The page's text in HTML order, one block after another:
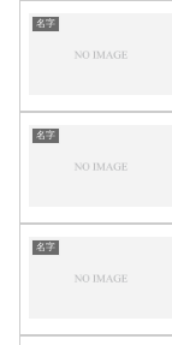
名字
名字
名字